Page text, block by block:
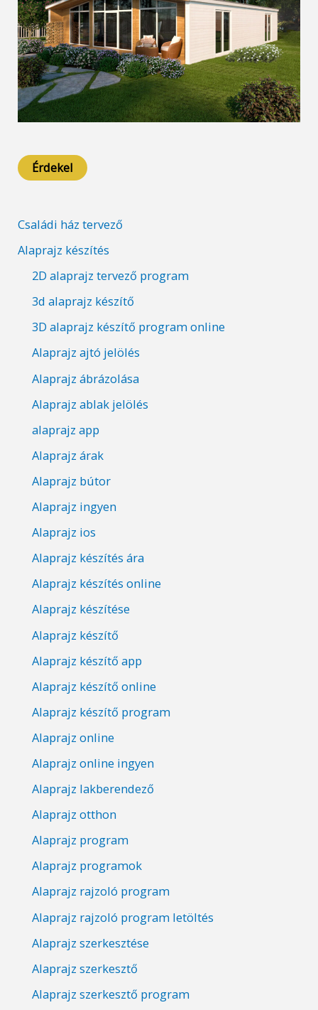
Érdekel
Családi ház tervező
Alaprajz készítés
2D alaprajz tervező program
3d alaprajz készítő
3D alaprajz készítő program online
Alaprajz ajtó jelölés
Alaprajz ábrázolása
Alaprajz ablak jelölés
alaprajz app
Alaprajz árak
Alaprajz bútor
Alaprajz ingyen
Alaprajz ios
Alaprajz készítés ára
Alaprajz készítés online
Alaprajz készítése
Alaprajz készítő
Alaprajz készítő app
Alaprajz készítő online
Alaprajz készítő program
Alaprajz online
Alaprajz online ingyen
Alaprajz lakberendező
Alaprajz otthon
Alaprajz program
Alaprajz programok
Alaprajz rajzoló program
Alaprajz rajzoló program letöltés
Alaprajz szerkesztése
Alaprajz szerkesztő
Alaprajz szerkesztő program